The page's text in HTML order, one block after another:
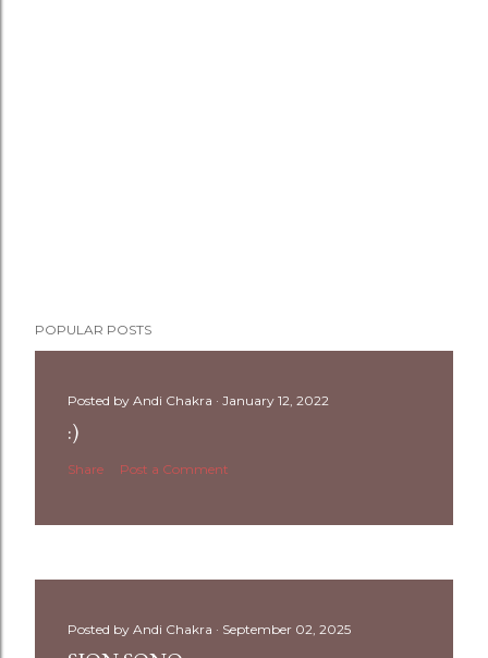
POPULAR POSTS
Posted by Andi Chakra January 12, 2022
:)
Share Post a Comment
Posted by Andi Chakra September 02, 2025